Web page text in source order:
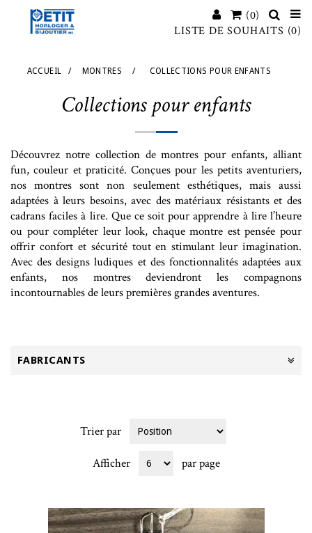
(0)
LISTE DE SOUHAITS (0)
ACCUEIL / MONTRES / COLLECTIONS POUR ENFANTS
Collections pour enfants
Découvrez notre collection de montres pour enfants, alliant
fun, couleur et praticité. Conçues pour les petits aventuriers,
nos montres sont non seulement esthétiques, mais aussi
adaptées à leurs besoins, avec des matériaux résistants et des
cadrans faciles à lire. Que ce soit pour apprendre à lire l’heure
ou pour compléter leur look, chaque montre est pensée pour
offrir confort et sécurité tout en stimulant leur imagination.
Avec des designs ludiques et des fonctionnalités adaptées aux
enfants, nos montres deviendront les compagnons
incontournables de leurs premières grandes aventures.
FABRICANTS
Trier par
Afficher par page